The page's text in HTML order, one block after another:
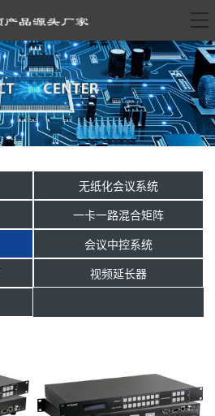
无纸化会议系统
一卡一路混合矩阵
会议中控系统
视频延长器